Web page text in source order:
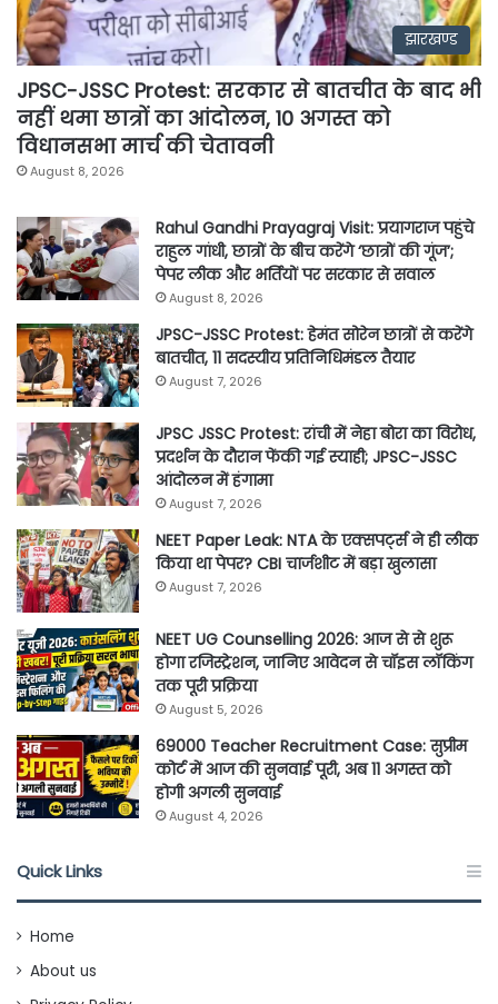
झारखण्ड
JPSC-JSSC Protest: सरकार से बातचीत के बाद भी
नहीं थमा छात्रों का आंदोलन, 10 अगस्त को
विधानसभा मार्च की चेतावनी
August 8, 2026
Rahul Gandhi Prayagraj Visit: प्रयागराज पहुंचे
राहुल गांधी, छात्रों के बीच करेंगे ‘छात्रों की गूंज’;
पेपर लीक और भर्तियों पर सरकार से सवाल
August 8, 2026
JPSC-JSSC Protest: हेमंत सोरेन छात्रों से करेंगे
बातचीत, 11 सदस्यीय प्रतिनिधिमंडल तैयार
August 7, 2026
JPSC JSSC Protest: रांची में नेहा बोरा का विरोध,
प्रदर्शन के दौरान फेंकी गई स्याही; JPSC-JSSC
आंदोलन में हंगामा
August 7, 2026
NEET Paper Leak: NTA के एक्सपर्ट्स ने ही लीक
किया था पेपर? CBI चार्जशीट में बड़ा खुलासा
August 7, 2026
NEET UG Counselling 2026: आज से से शुरू
होगा रजिस्ट्रेशन, जानिए आवेदन से चॉइस लॉकिंग
तक पूरी प्रक्रिया
August 5, 2026
69000 Teacher Recruitment Case: सुप्रीम
कोर्ट में आज की सुनवाई पूरी, अब 11 अगस्त को
होगी अगली सुनवाई
August 4, 2026
Quick Links
Home
About us